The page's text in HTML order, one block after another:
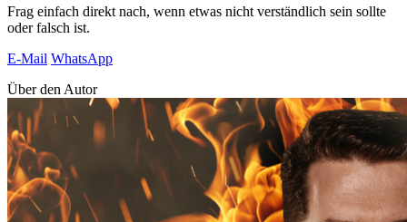
Frag einfach direkt nach, wenn etwas nicht verständlich sein sollte
oder falsch ist.
E-Mail WhatsApp
Über den Autor